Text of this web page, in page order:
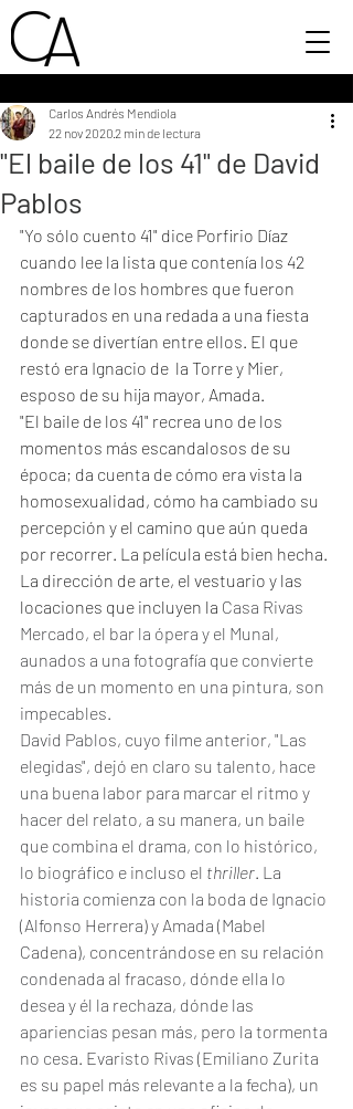
"El baile de los 41" de David
Pablos
Carlos Andrés Mendiola
22 nov 20202 min de lectura
"Yo sólo cuento 41" dice Porfirio Díaz
cuando lee la lista que contenía los 42
nombres de los hombres que fueron
capturados en una redada a una fiesta
donde se divertían entre ellos. El que
restó era Ignacio de  la Torre y Mier,
esposo de su hija mayor, Amada.
"El baile de los 41" recrea uno de los
momentos más escandalosos de su
época; da cuenta de cómo era vista la
homosexualidad, cómo ha cambiado su
percepción y el camino que aún queda
por recorrer. La película está bien hecha.
La dirección de arte, el vestuario y las
locaciones que incluyen la Casa Rivas
Mercado, el bar la ópera y el Munal,
aunados a una fotografía que convierte
más de un momento en una pintura, son
impecables.
David Pablos, cuyo filme anterior, "Las
elegidas", dejó en claro su talento, hace
una buena labor para marcar el ritmo y
hacer del relato, a su manera, un baile
que combina el drama, con lo histórico,
lo biográfico e incluso el thriller. La
historia comienza con la boda de Ignacio
(Alfonso Herrera) y Amada (Mabel
Cadena), concentrándose en su relación
condenada al fracaso, dónde ella lo
desea y él la rechaza, dónde las
apariencias pesan más, pero la tormenta
no cesa. Evaristo Rivas (Emiliano Zurita
es su papel más relevante a la fecha), un